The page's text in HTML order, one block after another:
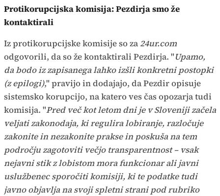
Protikorupcijska komisija: Pezdirja smo že
kontaktirali
Iz protikorupcijske komisije so za 24ur.com
odgovorili, da so že kontaktirali Pezdirja. "Upamo,
da bodo iz zapisanega lahko izšli konkretni postopki
(z epilogi)," pravijo in dodajajo, da Pezdir opisuje
sistemsko korupcijo, na katero ves čas opozarja tudi
komisija. "Pred več kot letom dni je v Sloveniji začela
veljati zakonodaja, ki regulira lobiranje, razločuje
zakonite in nezakonite prakse in poskuša na tem
področju zagotoviti večjo transparentnost – vsak
nejavni stik z lobistom mora funkcionar ali javni
uslužbenec sporočiti komisiji, ki te podatke tudi
javno objavlja na svoji spletni strani pod rubriko